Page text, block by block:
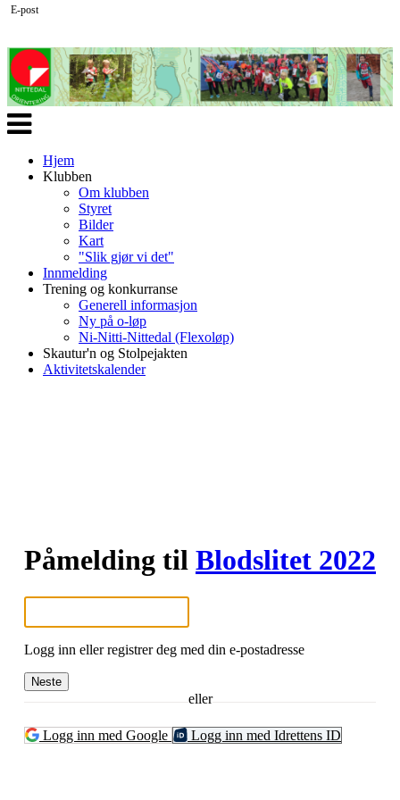
Veksle
navigasjon
Hjem
Klubben
Om klubben
Styret
Bilder
Kart
"Slik gjør vi det"
Innmelding
Trening og konkurranse
Generell informasjon
Ny på o-løp
Ni-Nitti-Nittedal (Flexoløp)
Skautur'n og Stolpejakten
Aktivitetskalender
Påmelding til Blodslitet 2022
E-post
Logg inn eller registrer deg med din e-postadresse
Neste
eller
Logg inn med Google Logg inn med Idrettens ID